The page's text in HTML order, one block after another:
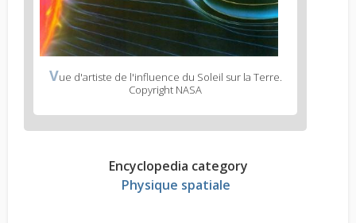
Vue d'artiste de l'influence du Soleil sur la Terre.
Copyright NASA
Encyclopedia category
Physique spatiale